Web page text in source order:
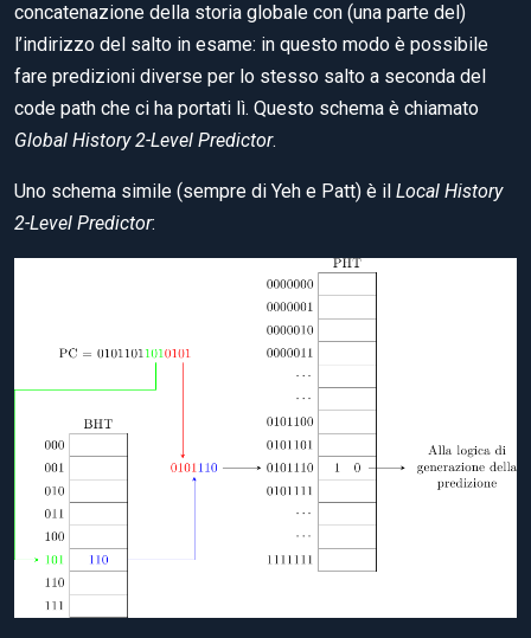
concatenazione della storia globale con (una parte del)
l’indirizzo del salto in esame: in questo modo è possibile
fare predizioni diverse per lo stesso salto a seconda del
code path che ci ha portati lì. Questo schema è chiamato
Global History 2-Level Predictor.
Uno schema simile (sempre di Yeh e Patt) è il Local History
2-Level Predictor: